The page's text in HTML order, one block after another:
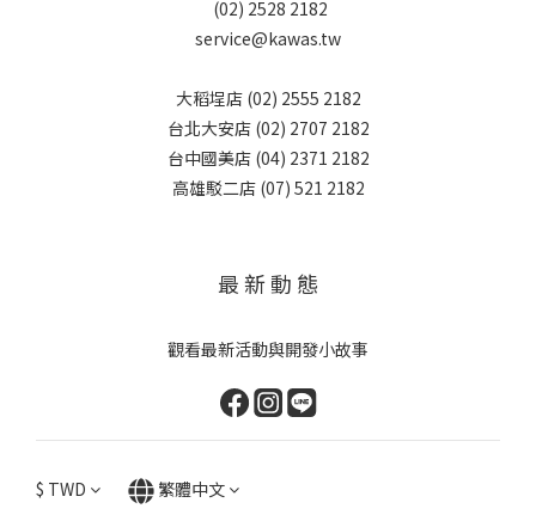
(02) 2528 2182
service@kawas.tw
大稻埕店 (02) 2555 2182
台北大安店 (02) 2707 2182
台中國美店 (04) 2371 2182
高雄駁二店 (07) 521 2182
最 新 動 態
觀看最新活動與開發小故事
$ TWD 繁體中文